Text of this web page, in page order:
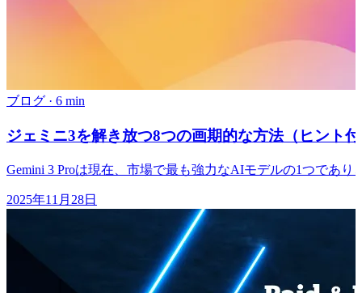
ブログ · 6 min
ジェミニ3を解き放つ8つの画期的な方法（ヒント
Gemini 3 Proは現在、市場で最も強力なAIモデルの1つであ
2025年11月28日